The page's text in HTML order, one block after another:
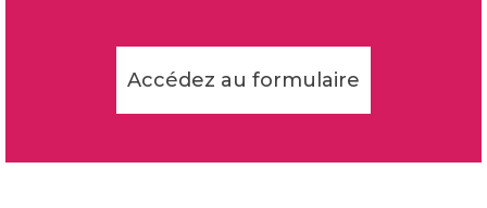
Accédez au formulaire